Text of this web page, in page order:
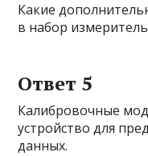
Какие
в набор
Ответ 5
Калибровочные
устройство для
данных.